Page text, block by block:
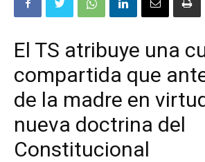
El TS atribuye una
compartida que
de la madre en
nueva doctrina del
Constitucional